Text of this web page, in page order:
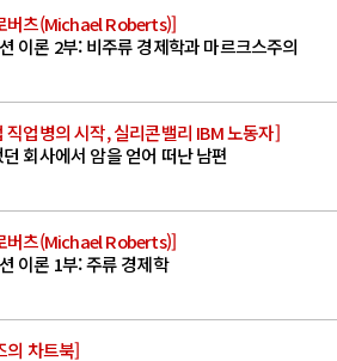
버츠(Michael Roberts)]
이론 2부: 비주류 경제학과 마르크스주의
직업병의 시작, 실리콘밸리 IBM 노동자]
회사에서 암을 얻어 떠난 남편
버츠(Michael Roberts)]
이론 1부: 주류 경제학
의 차트북]